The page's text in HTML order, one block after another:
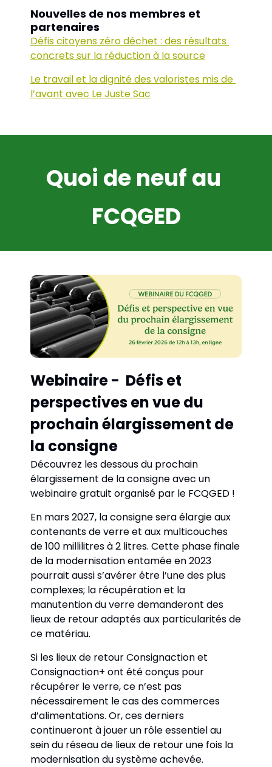
Nouvelles de nos membres et
partenaires
Défis citoyens zéro déchet : des résultats
concrets sur la réduction à la source
Le travail et la dignité des valoristes mis de
l’avant avec Le Juste Sac
Quoi de neuf au
FCQGED
Webinaire -  Défis et
perspectives en vue du
prochain élargissement de
la consigne
Découvrez les dessous du prochain
élargissement de la consigne avec un
webinaire gratuit organisé par le FCQGED !
En mars 2027, la consigne sera élargie aux
contenants de verre et aux multicouches
de 100 millilitres à 2 litres. Cette phase finale
de la modernisation entamée en 2023
pourrait aussi s’avérer être l’une des plus
complexes; la récupération et la
manutention du verre demanderont des
lieux de retour adaptés aux particularités de
ce matériau.
Si les lieux de retour Consignaction et
Consignaction+ ont été conçus pour
récupérer le verre, ce n’est pas
nécessairement le cas des commerces
d’alimentations. Or, ces derniers
continueront à jouer un rôle essentiel au
sein du réseau de lieux de retour une fois la
modernisation du système achevée.